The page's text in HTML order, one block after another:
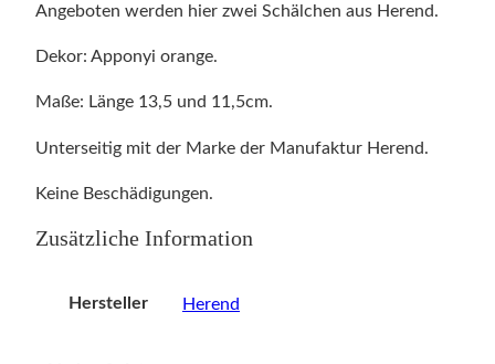
Angeboten werden hier zwei Schälchen aus Herend.
Dekor: Apponyi orange.
Maße: Länge 13,5 und 11,5cm.
Unterseitig mit der Marke der Manufaktur Herend.
Keine Beschädigungen.
Zusätzliche Information
Hersteller Herend